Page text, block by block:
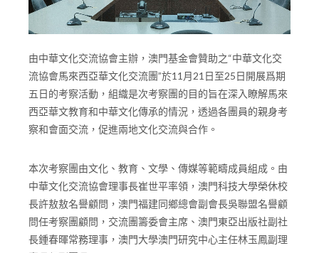
由中華文化交流協會主辦，澳門基金會贊助之“中華文化交
流協會馬來西亞華文化交流團”於11月21日至25日開展爲期
五日的考察活動，組織是次考察團的目的旨在深入瞭解馬來
西亞華文教育和中華文化傳承的情況，透過各團員的親身考
本次考察團由文化、教育、文學、傳媒等範疇成員組成。由
中華文化交流協會理事長崔世平率領，澳門科技大學榮休校
長許敖敖名譽顧問，澳門福建同鄉總會副會長吳聯盟名譽顧
問任考察團顧問，交流團籌委會主席、澳門東亞出版社副社